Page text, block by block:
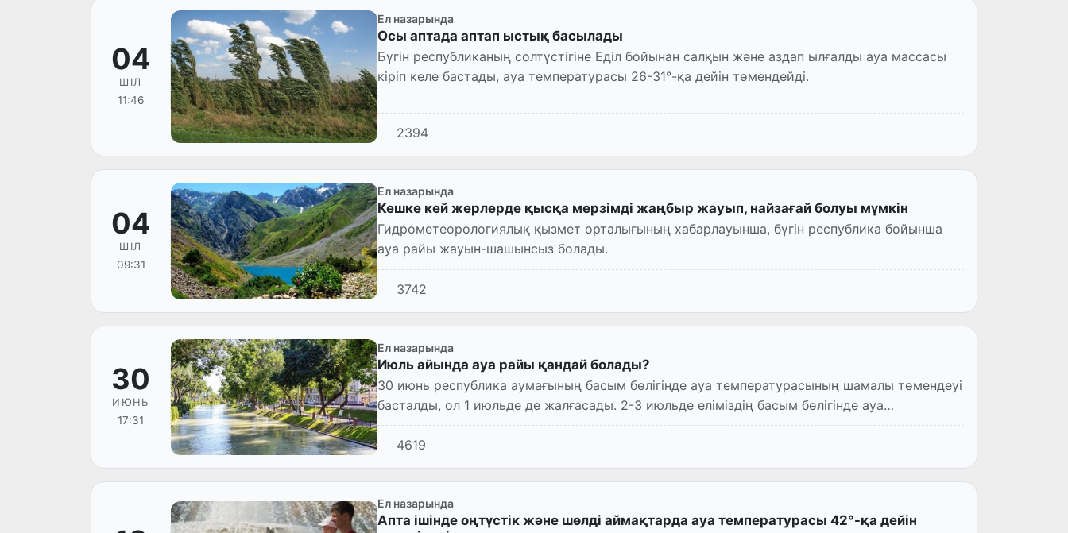
04
ШІЛ
11:46
Ел назарында
Осы аптада аптап ыстық басылады
Бүгін республиканың солтүстігіне Еділ бойынан салқын және аздап ылғалды ауа массасы
кіріп келе бастады, ауа температурасы 26-31°-қа дейін төмендейді.
2394
04
ШІЛ
09:31
Ел назарында
Кешке кей жерлерде қысқа мерзімді жаңбыр жауып, найзағай болуы мүмкін
Гидрометеорологиялық қызмет орталығының хабарлауынша, бүгін республика бойынша
ауа райы жауын-шашынсыз болады.
3742
30
ИЮНЬ
17:31
Ел назарында
Июль айында ауа райы қандай болады?
30 июнь республика аумағының басым бөлігінде ауа температурасының шамалы төмендеуі
басталды, ол 1 июльде де жалғасады. 2-3 июльде еліміздің басым бөлігінде ауа
температурасы қайта...
4619
Ел назарында
Апта ішінде оңтүстік және шөлді аймақтарда ауа температурасы 42°-қа дейін